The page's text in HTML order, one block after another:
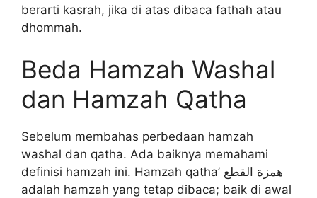
berarti kasrah, jika di atas dibaca fathah atau
dhommah.
Beda Hamzah Washal
dan Hamzah Qatha
Sebelum membahas perbedaan hamzah
washal dan qatha. Ada baiknya memahami
definisi hamzah ini. Hamzah qatha’ همزة القطع
adalah hamzah yang tetap dibaca; baik di awal